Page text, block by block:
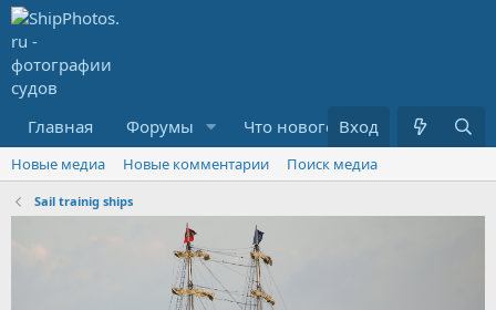
Главная Форумы Что нового? Медиа
Вход
Новые медиа Новые комментарии Поиск медиа
Sail trainig ships